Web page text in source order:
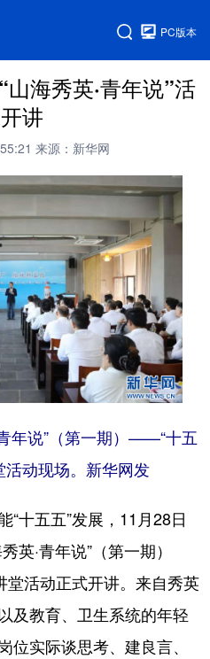
PC版本
海秀英·青年说”活
讲
来源：新华网
年说”（第一期）——“十五
活动现场。新华网发
五五”发展，11月28日
英·青年说”（第一期）
活动正式开讲。来自秀英
及教育、卫生系统的年轻
实际谈思考、建良言、